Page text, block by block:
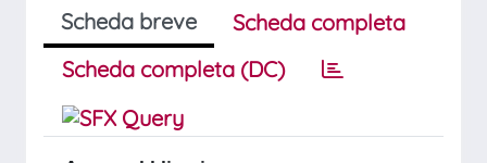
Scheda breve
Scheda completa
Scheda completa (DC)